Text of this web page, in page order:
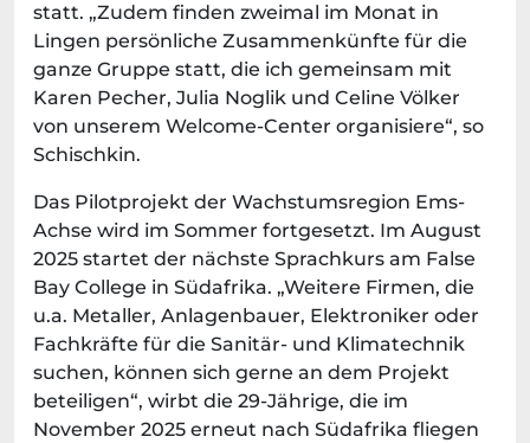
statt. „Zudem finden zweimal im Monat in
Lingen persönliche Zusammenkünfte für die
ganze Gruppe statt, die ich gemeinsam mit
Karen Pecher, Julia Noglik und Celine Völker
von unserem Welcome-Center organisiere“, so
Schischkin.
Das Pilotprojekt der Wachstumsregion Ems-
Achse wird im Sommer fortgesetzt. Im August
2025 startet der nächste Sprachkurs am False
Bay College in Südafrika. „Weitere Firmen, die
u.a. Metaller, Anlagenbauer, Elektroniker oder
Fachkräfte für die Sanitär- und Klimatechnik
suchen, können sich gerne an dem Projekt
beteiligen“, wirbt die 29-Jährige, die im
November 2025 erneut nach Südafrika fliegen